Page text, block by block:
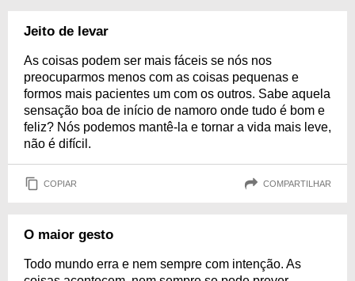
Jeito de levar
As coisas podem ser mais fáceis se nós nos
preocuparmos menos com as coisas pequenas e
formos mais pacientes um com os outros. Sabe aquela
sensação boa de início de namoro onde tudo é bom e
feliz? Nós podemos mantê-la e tornar a vida mais leve,
não é difícil.
COPIAR COMPARTILHAR
O maior gesto
Todo mundo erra e nem sempre com intenção. As